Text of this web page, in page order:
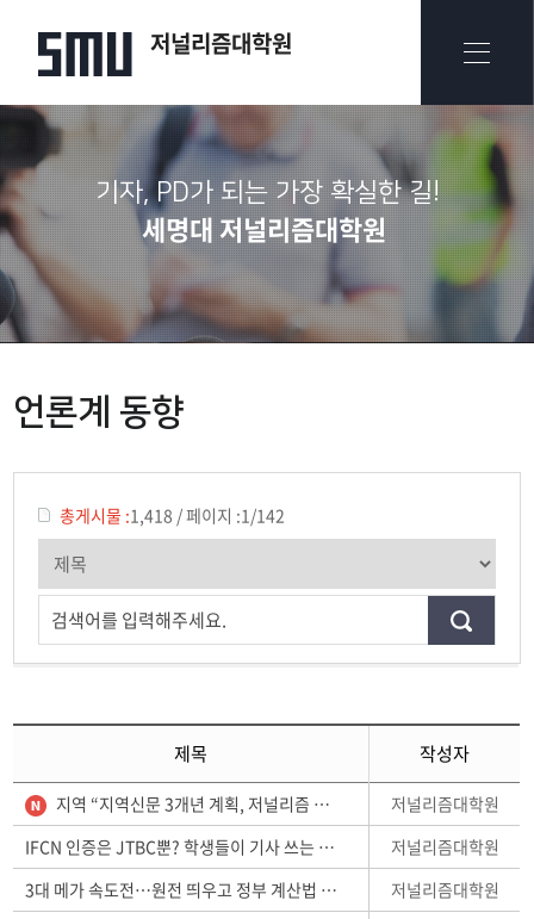
저널리즘대학원
기자, PD가 되는 가장 확실한 길!
세명대 저널리즘대학원
언론계 동향
총게시물 :1,418 /페이지 :1/142
검색어를 입력해주세요.
제목 작성자
지역 “지역신문 3개년 계획, 저널리즘 평가 기준·지발위 개혁 담아야”
저널리즘대학원
IFCN 인증은 JTBC뿐? 학생들이 기사 쓰는 ‘단비뉴스’ 새 인증받아
저널리즘대학원
3대 메가 속도전…원전 띄우고 정부 계산법 따라가는 언론
저널리즘대학원